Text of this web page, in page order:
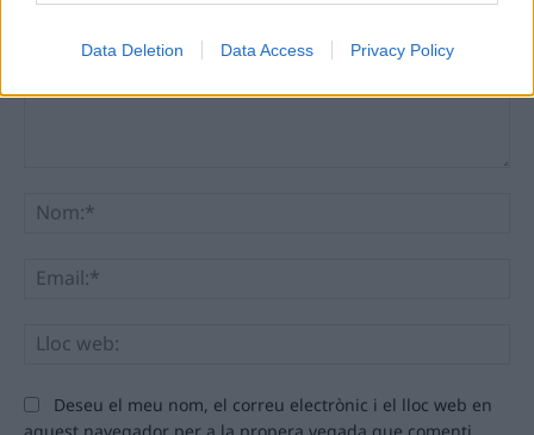
Data Deletion Data Access Privacy Policy
Deseu el meu nom, el correu electrònic i el lloc web en